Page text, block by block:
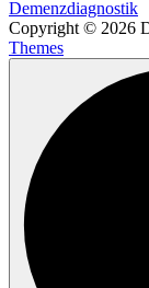
Copyright © 2026
Themes